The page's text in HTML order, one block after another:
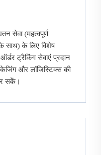
सेवा (महत्वपूर्ण
के साथ) के लिए विशेष
ट्रैकिंग सेवाएं प्रदान
और लॉजिस्टिक्स की
सकें।